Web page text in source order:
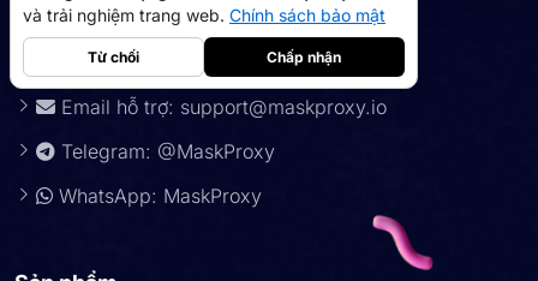
Cần giúp đỡ hoặc có một yêu cầu?
Liên hệ:
Email hỗ trợ: support@maskproxy.io
Telegram: @MaskProxy
WhatsApp: MaskProxy
và trải nghiệm trang web. Chính sách bảo mật
Từ chối Chấp nhận
Proxy trung tâm dữ liệu